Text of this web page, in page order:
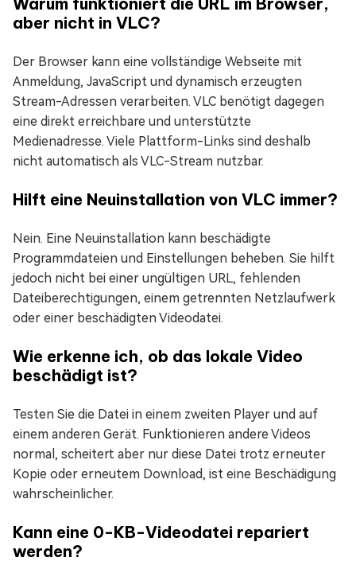
aber nicht in VLC?
Der Browser kann eine vollständige Webseite mit
Anmeldung, JavaScript und dynamisch erzeugten
Stream-Adressen verarbeiten. VLC benötigt dagegen
eine direkt erreichbare und unterstützte
Medienadresse. Viele Plattform-Links sind deshalb
nicht automatisch als VLC-Stream nutzbar.
Hilft eine Neuinstallation von VLC immer?
Nein. Eine Neuinstallation kann beschädigte
Programmdateien und Einstellungen beheben. Sie hilft
jedoch nicht bei einer ungültigen URL, fehlenden
Dateiberechtigungen, einem getrennten Netzlaufwerk
oder einer beschädigten Videodatei.
Wie erkenne ich, ob das lokale Video
beschädigt ist?
Testen Sie die Datei in einem zweiten Player und auf
einem anderen Gerät. Funktionieren andere Videos
normal, scheitert aber nur diese Datei trotz erneuter
Kopie oder erneutem Download, ist eine Beschädigung
wahrscheinlicher.
Kann eine 0-KB-Videodatei repariert
werden?